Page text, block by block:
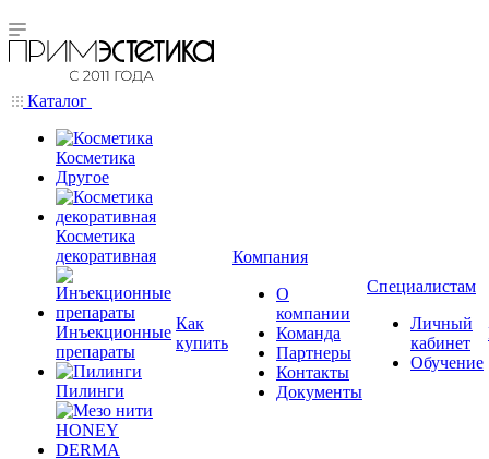
Каталог
Косметика
Другое
Косметика
декоративная
Инъекционные
препараты
Пилинги
Как
купить
Компания
О
компании
Команда
Партнеры
Контакты
Документы
Специалистам
Личный
кабинет
Обучение